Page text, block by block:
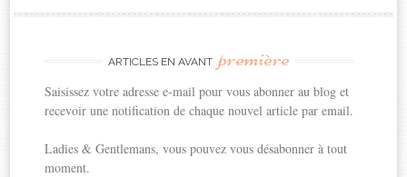
ARTICLES EN AVANT première
Saisissez votre adresse e-mail pour vous abonner au blog et
recevoir une notification de chaque nouvel article par email.
Ladies & Gentlemans, vous pouvez vous désabonner à tout
moment.